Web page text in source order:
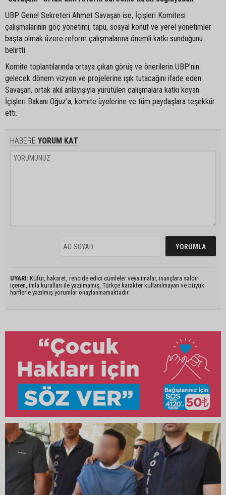
UBP Genel Sekreteri Ahmet Savaşan ise, İçişleri Komitesi
çalışmalarının göç yönetimi, tapu, sosyal konut ve yerel yönetimler
başta olmak üzere reform çalışmalarına önemli katkı sunduğunu
belirtti.
Komite toplantılarında ortaya çıkan görüş ve önerilerin UBP’nin
gelecek dönem vizyon ve projelerine ışık tutacağını ifade eden
Savaşan, ortak akıl anlayışıyla yürütülen çalışmalara katkı koyan
İçişleri Bakanı Oğuz’a, komite üyelerine ve tüm paydaşlara teşekkür
etti.
HABERE YORUM KAT
UYARI: Küfür, hakaret, rencide edici cümleler veya imalar, inançlara saldırı
içeren, imla kuralları ile yazılmamış, Türkçe karakter kullanılmayan ve büyük
harflerle yazılmış yorumlar onaylanmamaktadır.